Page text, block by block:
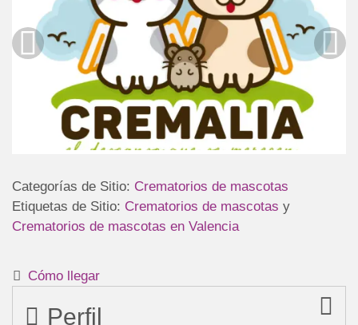
Categorías de Sitio: Crematorios de mascotas
Etiquetas de Sitio: Crematorios de mascotas y
Crematorios de mascotas en Valencia
Cómo llegar
Perfil